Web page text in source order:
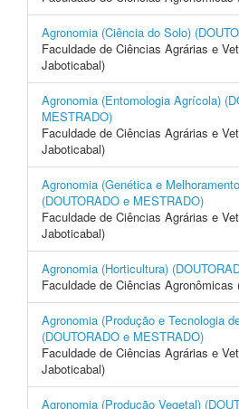
Agronomia (Ciência do Solo)
Faculdade de Ciências Agrárias e
Jaboticabal)
Agronomia (Entomologia Agrícola)
MESTRADO)
Faculdade de Ciências Agrárias e
Jaboticabal)
Agronomia (Genética e
(DOUTORADO e MESTRADO)
Faculdade de Ciências Agrárias e
Jaboticabal)
Agronomia (Horticultura)
Faculdade de Ciências
Agronomia (Produção e Tecnologia
(DOUTORADO e MESTRADO)
Faculdade de Ciências Agrárias e
Jaboticabal)
Agronomia (Produção Vegetal)